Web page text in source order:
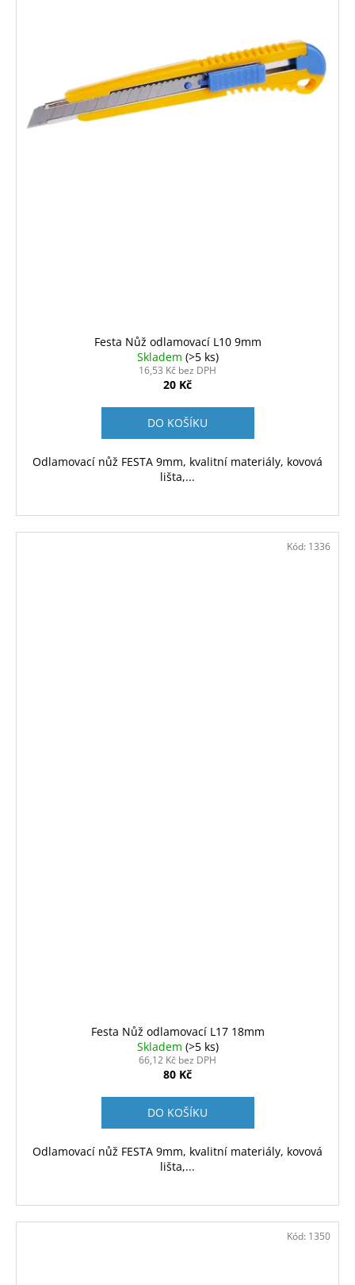
Festa Nůž odlamovací L10 9mm
Skladem (>5 ks)
16,53 Kč bez DPH
20 Kč
DO KOŠÍKU
Odlamovací nůž FESTA 9mm, kvalitní materiály, kovová
lišta,...
Festa Nůž odlamovací L17 18mm
Skladem (>5 ks)
66,12 Kč bez DPH
80 Kč
DO KOŠÍKU
Odlamovací nůž FESTA 9mm, kvalitní materiály, kovová
lišta,...
Kód: 1336
Kód: 1350